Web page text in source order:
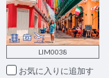
LIM0038
お気に入りに追加